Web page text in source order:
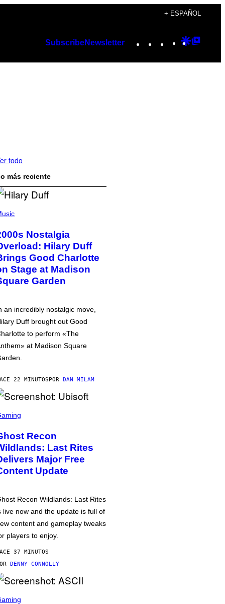
+ ESPAÑOL
SubscribeNewsletter Instagram
TikTok
YouTube
Google
todo
más reciente
Nostalgia
Hilary Duff
Good Charlotte
Stage at Madison
Garden
an incredibly nostalgic move,
Duff brought out Good
to perform «The
at Madison Square
22 MINUTOSPOR DAN MILAM
Recon
Last Rites
Major Free
Update
Recon Wildlands: Last Rites
live now and the update is full of
content and gameplay tweaks
players to enjoy.
37 MINUTOS
DENNY CONNOLLY